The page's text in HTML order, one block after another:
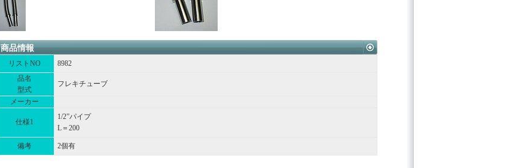
商品情報
リストNO
8982
品名
型式
フレキチューブ
メーカー
仕様1
1/2”パイプ
L＝200
備考 2個有